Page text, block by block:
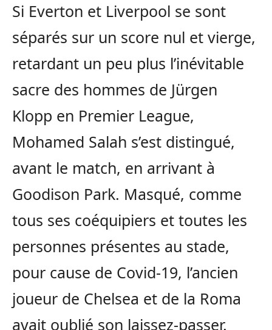
Si Everton et Liverpool se sont
séparés sur un score nul et vierge,
retardant un peu plus l’inévitable
sacre des hommes de Jürgen
Klopp en Premier League,
Mohamed Salah s’est distingué,
avant le match, en arrivant à
Goodison Park. Masqué, comme
tous ses coéquipiers et toutes les
personnes présentes au stade,
pour cause de Covid-19, l’ancien
joueur de Chelsea et de la Roma
avait oublié son laissez-passer.